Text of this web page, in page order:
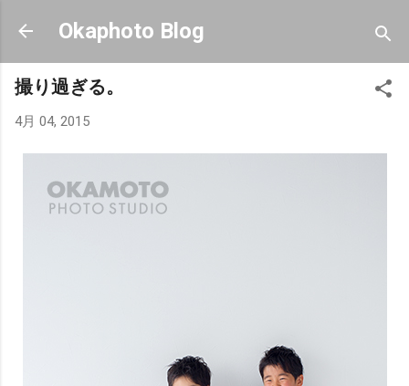
スキップしてメイン コンテンツに移動
Okaphoto Blog
撮り過ぎる。
4月 04, 2015